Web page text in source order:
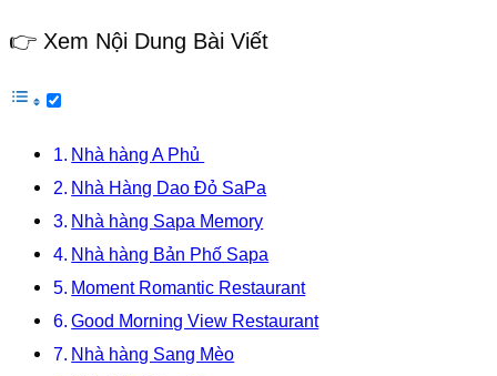
👉 Xem Nội Dung Bài Viết
Nhà hàng A Phủ
Nhà Hàng Dao Đỏ SaPa
Nhà hàng Sapa Memory
Nhà hàng Bản Phố Sapa
Moment Romantic Restaurant
Good Morning View Restaurant
Nhà hàng Sang Mèo